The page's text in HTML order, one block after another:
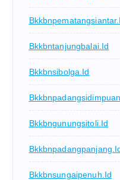
Bkkbntanjungbalai.id
Bkkbnsibolga.id
Bkkbngunungsitoli.id
Bkkbnsungaipenuh.id